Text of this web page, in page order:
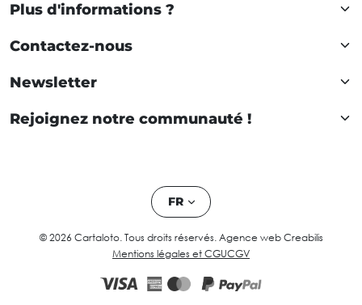
Plus d'informations ?
Contactez-nous
Newsletter
Rejoignez notre communauté !
FR
© 2026 Cartaloto. Tous droits réservés. Agence web Creabilis
Mentions légales et CGUCGV